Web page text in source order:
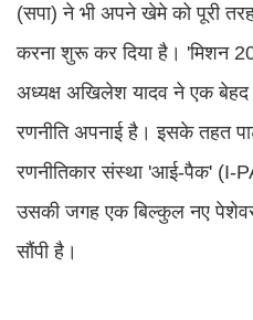
(सपा) ने भी अपने खेमे को पूरी
करना शुरू कर दिया है। 'मिशन
अध्यक्ष अखिलेश यादव ने एक
रणनीति अपनाई है। इसके तहत
रणनीतिकार संस्था 'आई-पैक' (I-
उसकी जगह एक बिल्कुल नए
सौंपी है।